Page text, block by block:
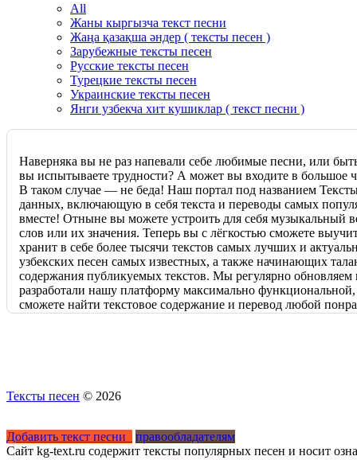
All
Жаны кыргызча текст песни
Жаңа қазақша әндер ( тексты песен )
Зарубежные тексты песен
Русские тексты песен
Турецкие тексты песен
Украинские тексты песен
Янги узбекча хит кушиклар ( текст песни )
Наверняка вы не раз напевали себе любимые песни, или
вы испытываете трудности? А может вы входите в большое
В таком случае — не беда! Наш портал под названием
данных, включающую в себя текста и переводы самых
вместе! Отныне вы можете устроить для себя музыкальный
слов или их значения. Теперь вы с лёгкостью сможете
хранит в себе более тысячи текстов самых лучших и
узбекских песен самых известных, а также начинающих
содержания публикуемых текстов. Мы регулярно
разработали нашу платформу максимально
сможете найти текстовое содержание и перевод любой
сайтом. Если вы вдруг не сумели найти текст или перевод
можете обратиться к нам. Наша команда опытных и
уютной обстановке, и наслаждайтесь прекрасной
Тексты песен © 2026
Добавить текст песни
правообладателям
Сайт kg-text.ru содержит тексты популярных песен и носит